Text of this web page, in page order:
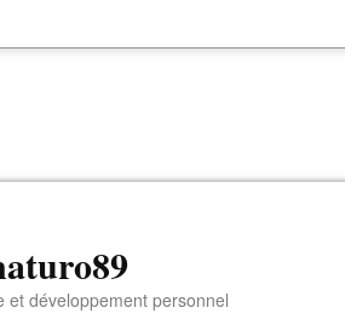
et développement personnel